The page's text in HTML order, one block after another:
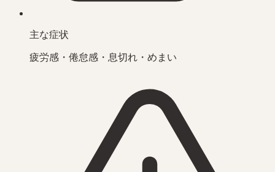
主な症状
疲労感・倦怠感・息切れ・めまい